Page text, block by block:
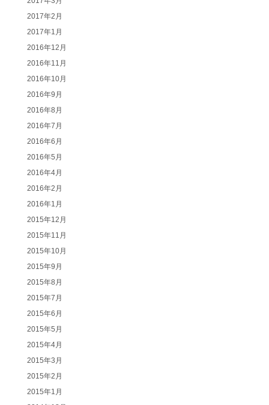
2017年2月
2017年1月
2016年12月
2016年11月
2016年10月
2016年9月
2016年8月
2016年7月
2016年6月
2016年5月
2016年4月
2016年2月
2016年1月
2015年12月
2015年11月
2015年10月
2015年9月
2015年8月
2015年7月
2015年6月
2015年5月
2015年4月
2015年3月
2015年2月
2015年1月